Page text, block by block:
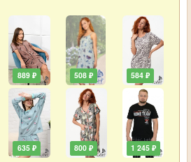
889 ₽
635 ₽
508 ₽
800 ₽
584 ₽
1 245 ₽